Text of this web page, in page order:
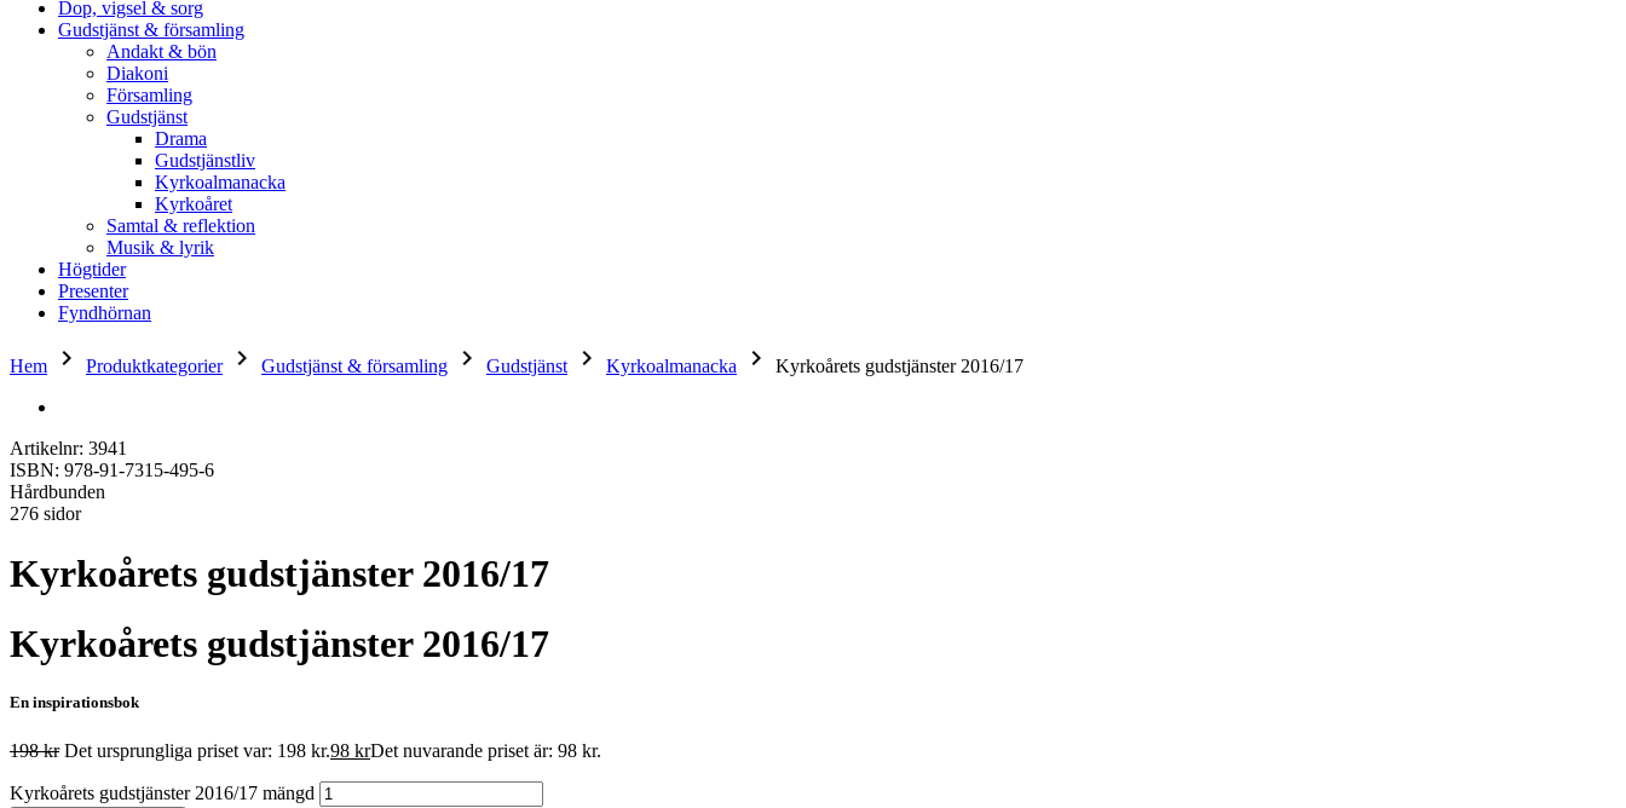
Dop, vigsel & sorg
Gudstjänst & församling
Andakt & bön
Diakoni
Församling
Gudstjänst
Drama
Gudstjänstliv
Kyrkoalmanacka
Kyrkoåret
Samtal & reflektion
Musik & lyrik
Högtider
Presenter
Fyndhörnan
Hem keyboard_arrow_right Produktkategorier keyboard_arrow_right Gudstjänst & församling keyboard_arrow_right Gudstjänst keyboard_arrow_right Kyrkoalmanacka keyboard_arrow_right Kyrkoårets gudstjänster 2016/17
Artikelnr: 3941
ISBN: 978-91-7315-495-6
Hårdbunden
276 sidor
Kyrkoårets gudstjänster 2016/17
Kyrkoårets gudstjänster 2016/17
En inspirationsbok
198kr Det ursprungliga priset var: 198 kr.98 krDet nuvarande priset är: 98 kr.
Kyrkoårets gudstjänster 2016/17 mängd